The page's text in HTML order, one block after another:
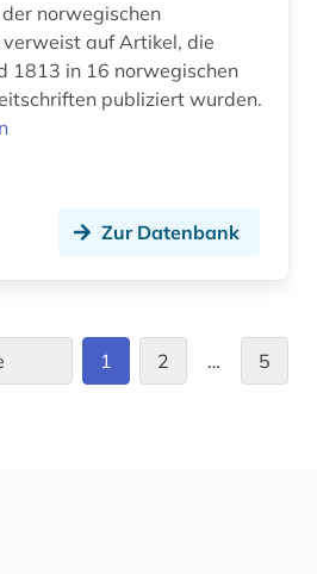
norwegischen
auf Artikel, die
1813 in 16 norwegischen
publiziert wurden.
Zur Datenbank
1 2 … 5